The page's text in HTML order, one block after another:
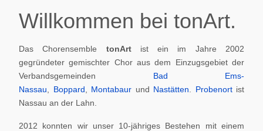
Willkommen bei tonArt.
Das Chorensemble tonArt ist ein im Jahre 2002
gegründeter gemischter Chor aus dem Einzugsgebiet der
Verbandsgemeinden Bad Ems-
Nassau
Boppard Montabaur und Nastätten Probenortist
Nassau an der Lahn.
2012 konnten wir unser 10-jähriges Bestehen mit einem